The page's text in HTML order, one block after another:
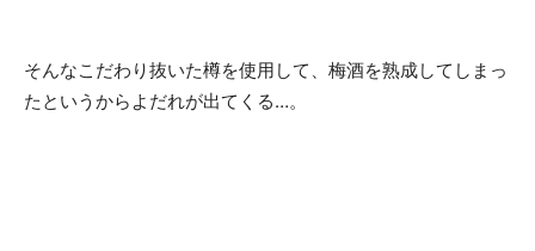
そんなこだわり抜いた樽を使用して、梅酒を熟成してしまっ
たというからよだれが出てくる…。